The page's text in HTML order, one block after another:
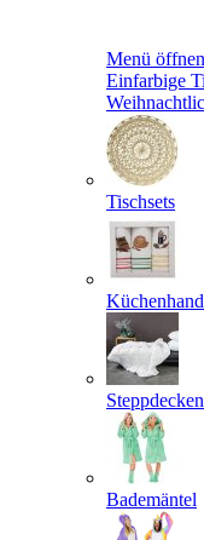
Menü öffnen
Einfarbige
Tischsets
Steppdecken
Bademäntel